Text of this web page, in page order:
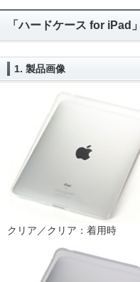
「ハードケース for iPad
1. 製品画像
クリア／クリア：着用時